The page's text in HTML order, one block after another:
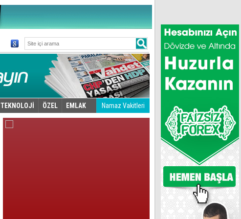
Namaz Vakitleri
TEKNOLOJİ ÖZEL EMLAK